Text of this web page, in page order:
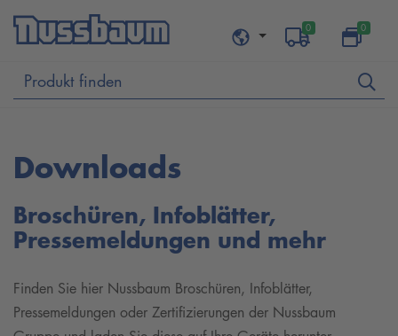
0 0
Downloads
Broschüren, Infoblätter,
Pressemeldungen und mehr
Finden Sie hier Nussbaum Broschüren, Infoblätter,
Pressemeldungen oder Zertifizierungen der Nussbaum